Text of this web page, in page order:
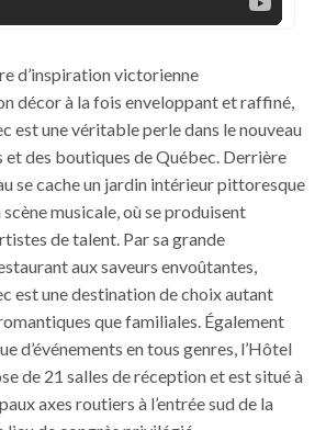
d’inspiration victorienne
décor à la fois enveloppant et raffiné,
est une véritable perle dans le nouveau
des boutiques de Québec. Derrière
se cache un jardin intérieur pittoresque
musicale, où se produisent
de talent. Par sa grande
aux saveurs envoûtantes,
est une destination de choix autant
que familiales. Également
d’événements en tous genres, l’Hôtel
de 21 salles de réception et est situé à
axes routiers à l’entrée sud de la